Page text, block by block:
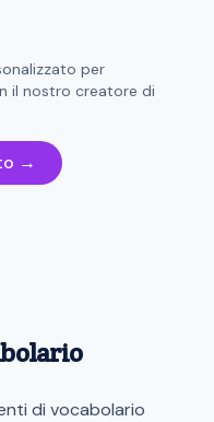
per
il nostro creatore di
→
di vocabolario